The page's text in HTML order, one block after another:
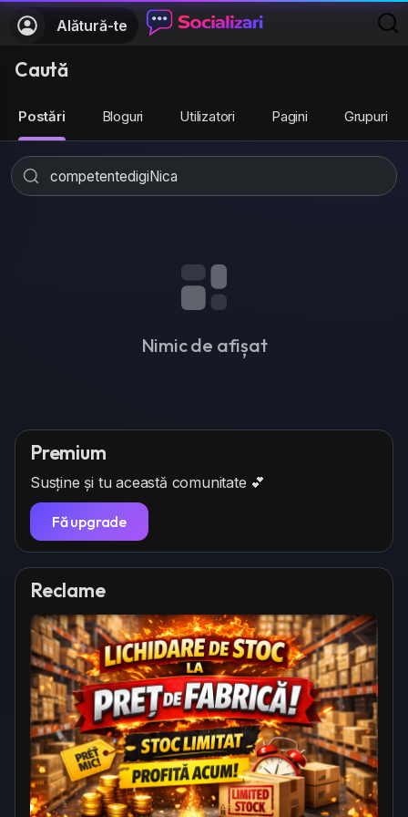
Alătură-te
Caută
Postări Bloguri Utilizatori Pagini Grupuri
Nimic de afișat
Premium
Susține și tu această comunitate 💕
Fă upgrade
Reclame